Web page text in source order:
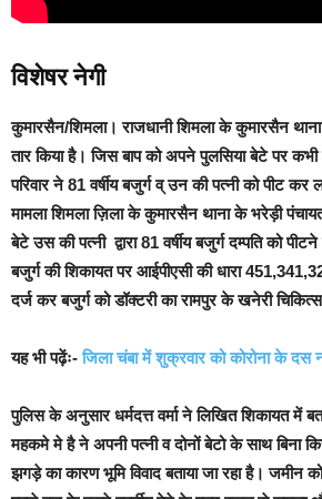
विशेषर नेगी
कुमारसैन/शिमला। राजधानी शिमला के कुमारसैन थाना
तार किया है। जिस बाप को अपने पुलसिया बेटे पर
परिवार ने 81 वर्षीय बजुर्ग व् उन की पत्नी को पीट
मामला शिमला ज़िला के कुमारसैन थाना के भरेड़ी
बेटे उस की पत्नी द्वारा 81 वर्षीय बजुर्ग दम्पति को
बजुर्ग की शिकायत पर आईपीएसी की धारा
दर्ज कर बजुर्ग को डॉक्टरी का रामपुर के खनेरी
यह भी पढ़ेंः-जिला चंबा में शुक्रवार को कोरोना के
पुलिस के अनुसार धर्मदत्त वर्मा ने लिखित शिकायत में
महकमे मे है ने अपनी पत्नी व दोनों बेटो के साथ बिना
झगड़े का कारण भूमि विवाद बताया जा रहा है। जमीन